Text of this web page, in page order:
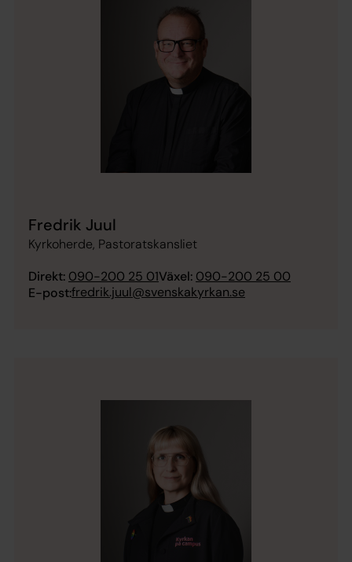
Fredrik Juul
Kyrkoherde, Pastoratskansliet
Direkt: 090-200 25 01Växel: 090-200 25 00
E-post:fredrik.juul@svenskakyrkan.se